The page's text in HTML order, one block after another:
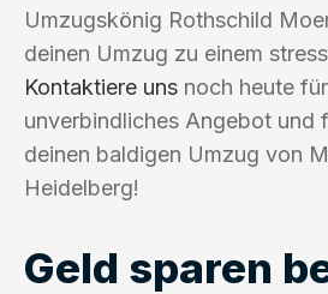
Umzugskönig Rothschild
deinen Umzug zu einem
Kontaktiere uns noch heute
unverbindliches Angebot und
deinen baldigen Umzug von
Heidelberg!
Geld sparen